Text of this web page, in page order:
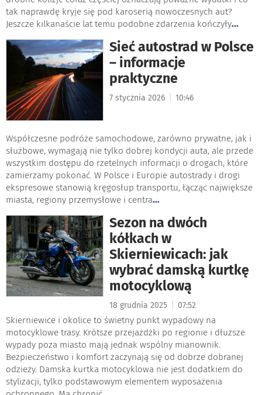
tak naprawdę kryje się pod karoserią nowoczesnych aut?
Jeszcze kilkanaście lat temu podobne zdarzenia kończyły...
Sieć autostrad w Polsce
– informacje
praktyczne
7 stycznia 2026 10:46
Współczesne podróże samochodowe, zarówno prywatne, jak i
służbowe, wymagają nie tylko dobrej kondycji auta, ale przede
wszystkim dostępu do rzetelnych informacji o drogach, które
zamierzamy pokonać. W Polsce i Europie autostrady i drogi
ekspresowe stanowią kręgosłup transportu, łącząc największe
miasta, regiony przemysłowe i centra...
Sezon na dwóch
kółkach w
Skierniewicach: jak
wybrać damską kurtkę
motocyklową
18 grudnia 2025 07:52
Skierniewice i okolice to świetny punkt wypadowy na
motocyklowe trasy. Krótsze przejażdżki po regionie i dłuższe
wypady poza miasto mają jednak wspólny mianownik.
Bezpieczeństwo i komfort zaczynają się od dobrze dobranej
odzieży. Damska kurtka motocyklowa nie jest dodatkiem do
stylizacji, tylko podstawowym elementem wyposażenia